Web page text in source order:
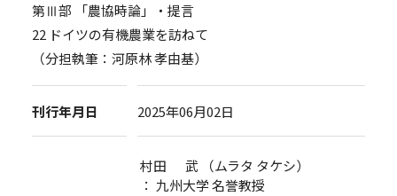
第Ⅲ部 「農協時論」・提言
22 ドイツの有機農業を訪ねて
（分担執筆：河原林 孝由基）
刊行年月日 2025年06月02日
村田 武 （ムラタ タケシ）
： 九州大学 名誉教授